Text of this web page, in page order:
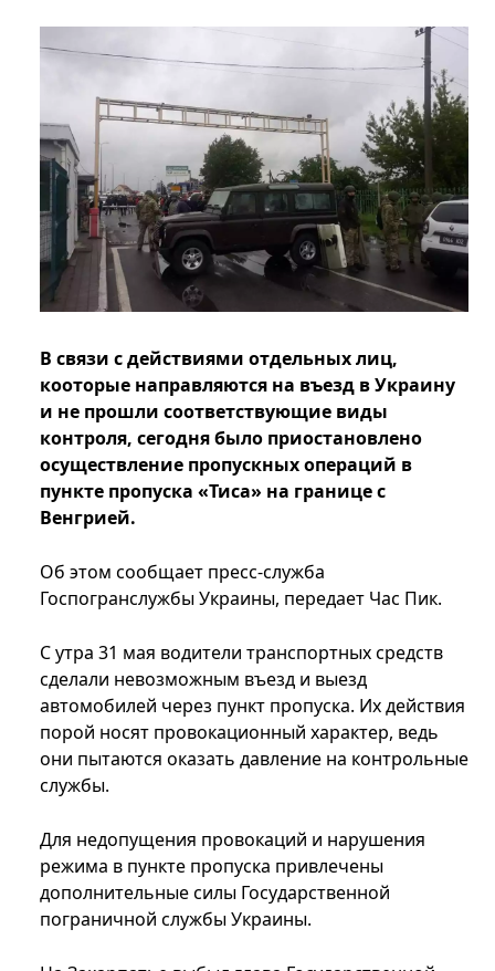
В связи с действиями отдельных лиц,
кооторые направляются на въезд в Украину
и не прошли соответствующие виды
контроля, сегодня было приостановлено
осуществление пропускных операций в
пункте пропуска «Тиса» на границе с
Венгрией.
Об этом сообщает пресс-служба
Госпогранслужбы Украины, передает Час Пик.
С утра 31 мая водители транспортных средств
сделали невозможным въезд и выезд
автомобилей через пункт пропуска. Их действия
порой носят провокационный характер, ведь
они пытаются оказать давление на контрольные
службы.
Для недопущения провокаций и нарушения
режима в пункте пропуска привлечены
дополнительные силы Государственной
пограничной службы Украины.